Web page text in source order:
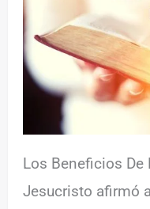
Los Beneficios De
Jesucristo afirmó